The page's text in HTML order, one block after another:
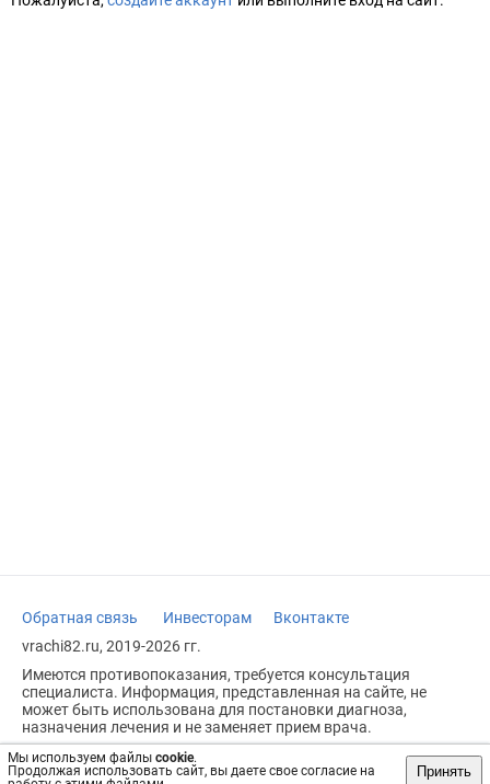
Мы используем файлы cookie.
Продолжая использовать сайт, вы даете свое согласие на
Принять
Обратная связь Инвесторам
Вконтакте
vrachi82.ru, 2019-2026 гг.
Имеются противопоказания, требуется консультация
специалиста. Информация, представленная на сайте, не
может быть использована для постановки диагноза,
назначения лечения и не заменяет прием врача.
Возрастное ограничение: 18+